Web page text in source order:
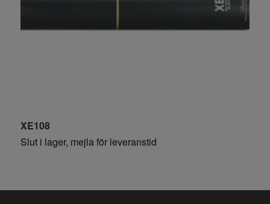
XE108
Slut i lager, mejla för leveranstid